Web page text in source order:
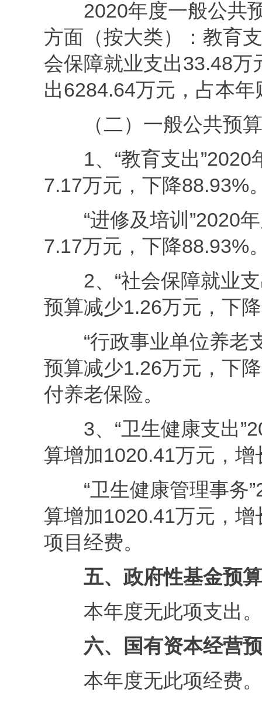
2020年度一般公共
方面（按大类）：教育
会保障就业支出33.48
出6284.64万元，占本
（二）一般公共预
1、“教育支出
7.17万元，下降88.93%
“进修及培训”2020
7.17万元，下降88.93%
2、“社会保障就业
预算减少1.26万元，下
“行政事业单位养老
预算减少1.26万元，下
付养老保险。
3、“卫生健康支出
算增加1020.41万元，
“卫生健康管理事务
算增加1020.41万元，
项目经费。
五、政府性基金预
本年度无此项支出。
六、国有资本经营
本年度无此项经费。